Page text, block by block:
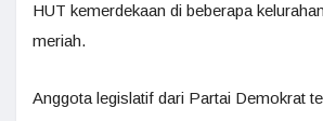
HUT kemerdekaan di beberapa
meriah.
Anggota legislatif dari Partai Demokrat